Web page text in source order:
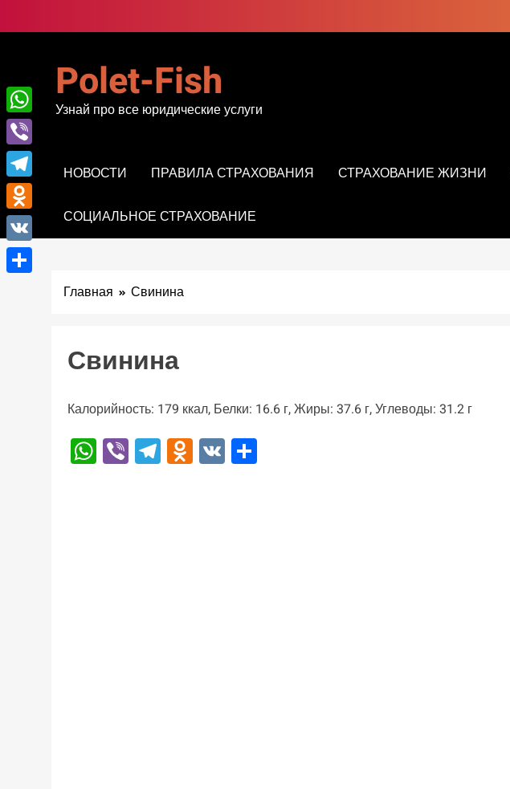
к
Polet-Fish
Узнай про все юридические услуги
НОВОСТИ ПРАВИЛА СТРАХОВАНИЯ СТРАХОВАНИЕ ЖИЗНИ
СОЦИАЛЬНОЕ СТРАХОВАНИЕ
Главная Свинина
Свинина
Калорийность: 179 ккал, Белки: 16.6 г, Жиры: 37.6 г, Углеводы: 31.2 г
WhatsApp
ViberTelegram
Odnoklassniki
VK
WhatsApp
Viber
Telegram
Odnoklassniki
VK
Отправить